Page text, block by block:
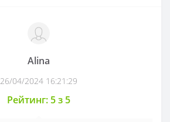
Alina
26/04/2024 16:21:29
Рейтинг: 5 з 5